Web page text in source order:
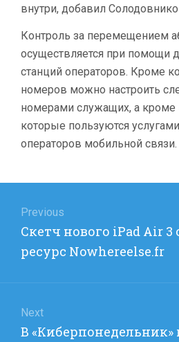
внутри, добавил
Контроль за перемещением
осуществляется при помощи
станций операторов. Кроме
номеров можно настроить
номерами служащих, а кроме
которые пользуются
операторов мобильной связи.
по
записям
Previous
Previous
post:
Скетч нового iPad Air 3
ресурс Nowhereelse.fr
Next
Next
В